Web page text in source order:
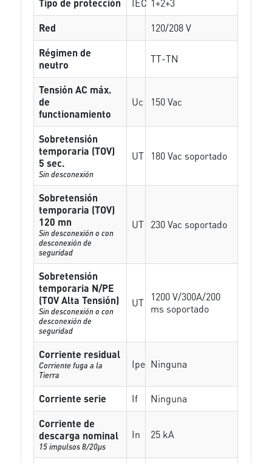
Tipo de protección IEC 1+2+3
Red
120/208 V
Régimen de
neutro
TT-TN
Tensión AC máx.
de
functionamiento
Uc 150 Vac
Sobretensión
temporaria (TOV)
5 sec.
Sin desconexión
UT 180 Vac soportado
Sobretensión
temporaria (TOV)
120 mn
Sin desconexión o con
desconexión de
seguridad
UT 230 Vac soportado
Sobretensión
temporaria N/PE
(TOV Alta Tensión)
Sin desconexión o con
desconexión de
seguridad
UT
1200 V/300A/200
ms soportado
Corriente residual
Corriente fuga a la
Tierra
Ipe Ninguna
Corriente serie If
Ninguna
Corriente de
descarga nominal
15 impulsos 8/20µs
In 25 kA